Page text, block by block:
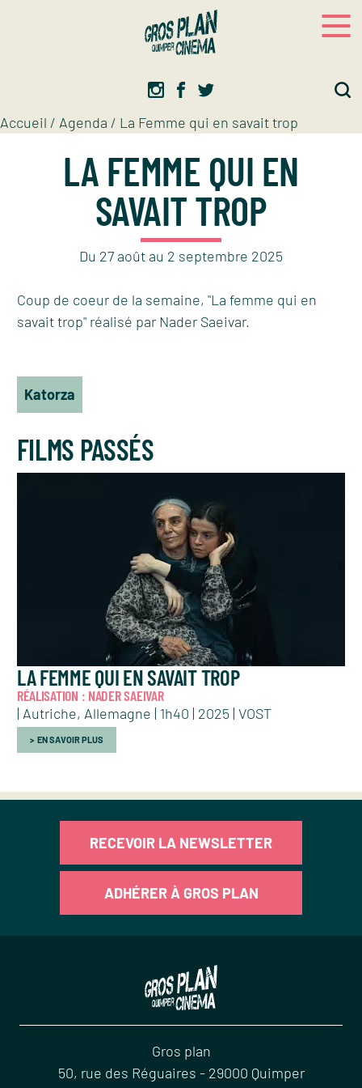
Accueil / Agenda / La Femme qui en savait trop
LA FEMME QUI EN
SAVAIT TROP
Du 27 août au 2 septembre 2025
Coup de coeur de la semaine, "La femme qui en
savait trop" réalisé par Nader Saeivar.
Katorza
FILMS PASSÉS
LA FEMME QUI EN SAVAIT TROP
RÉALISATION : NADER SAEIVAR
| Autriche, Allemagne | 1h40 | 2025 | VOST
EN SAVOIR PLUS
RECEVOIR LA NEWSLETTER
ADHÉRER À GROS PLAN
Gros plan
50, rue des Réguaires - 29000 Quimper